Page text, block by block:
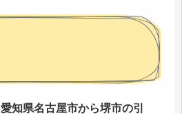
愛知県名古屋市から堺市の引